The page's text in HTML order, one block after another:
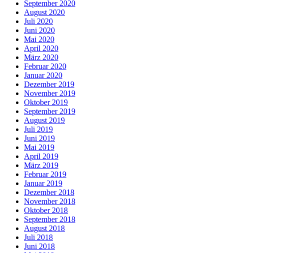
September 2020
August 2020
Juli 2020
Juni 2020
Mai 2020
April 2020
März 2020
Februar 2020
Januar 2020
Dezember 2019
November 2019
Oktober 2019
September 2019
August 2019
Juli 2019
Juni 2019
Mai 2019
April 2019
März 2019
Februar 2019
Januar 2019
Dezember 2018
November 2018
Oktober 2018
September 2018
August 2018
Juli 2018
Juni 2018